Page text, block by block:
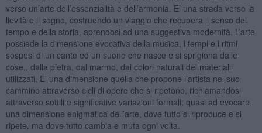
verso un’arte dell’essenzialità e dell’armonia. E’ una strada verso la
lievità e il sogno, costruendo un viaggio che recupera il senso del
tempo e della storia, aprendosi ad una suggestiva modernità. L’arte
possiede la dimensione evocativa della musica, i tempi e i ritmi
sospesi di un canto ed un suono che nasce e si sprigiona dalle
cose,, dalla pietra, dal marmo, dai colori naturali dei materiali
utilizzati. E’ una dimensione quella che propone l’artista nel suo
cammino attraverso cicli di opere che si ripetono, richiamandosi
attraverso sottili e significative variazioni formali; quasi ad evocare
una dimensione enigmatica dell’arte, dove tutto si riproduce e si
ripete, ma dove tutto cambia e muta ogni volta.